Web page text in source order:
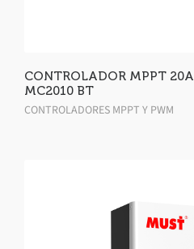
CONTROLADOR MPPT 20A
MC2010 BT
CONTROLADORES MPPT Y PWM